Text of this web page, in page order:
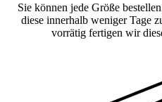
Sie können jede Größe
diese innerhalb weniger Tage
vorrätig fertigen wir